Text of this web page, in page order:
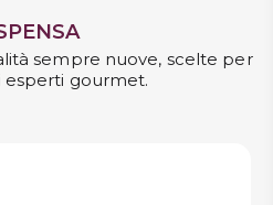
sempre nuove, scelte per
esperti gourmet.